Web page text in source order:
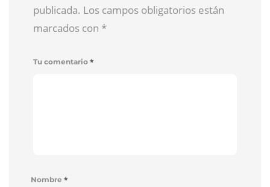
publicada. Los campos obligatorios están
marcados con *
Tu comentario *
Nombre *